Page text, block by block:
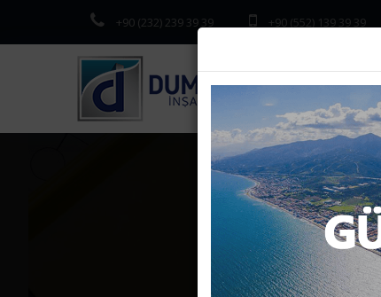
+90 (232) 239 39 39 +90 (552) 139 39 39